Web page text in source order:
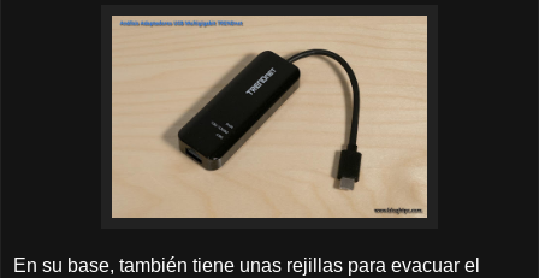
En su base, también tiene unas rejillas para evacuar el